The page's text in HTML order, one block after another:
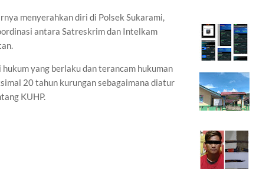
menyerahkan diri di Polsek Sukarami,
antara Satreskrim dan Intelkam
yang berlaku dan terancam hukuman
20 tahun kurungan sebagaimana diatur
KUHP.